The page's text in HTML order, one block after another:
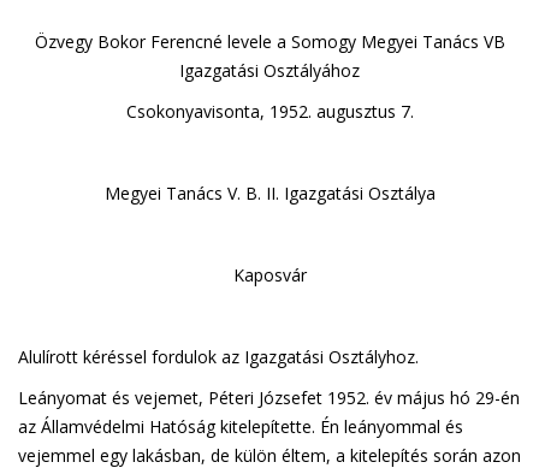
Özvegy Bokor Ferencné levele a Somogy Megyei Tanács VB
Igazgatási Osztályához
Csokonyavisonta, 1952. augusztus 7.
Megyei Tanács V. B. II. Igazgatási Osztálya
Kaposvár
Alulírott kéréssel fordulok az Igazgatási Osztályhoz.
Leányomat és vejemet, Péteri Józsefet 1952. év május hó 29-én
az Államvédelmi Hatóság kitelepítette. Én leányommal és
vejemmel egy lakásban, de külön éltem, a kitelepítés során azon